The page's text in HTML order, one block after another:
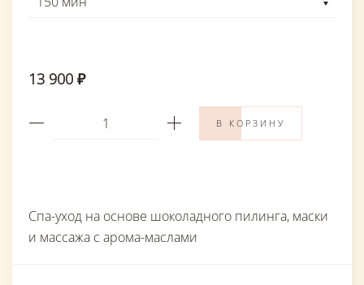
Спа-уход на основе шоколадного пилинга, маски
и массажа с арома-маслами
13 900 ₽
В КОРЗИНУ